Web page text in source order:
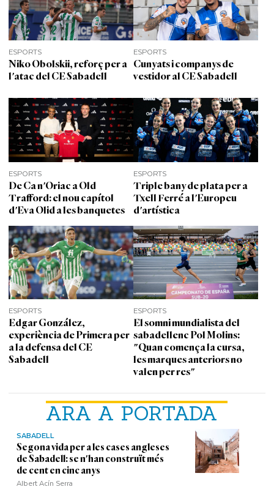
ARA A PORTADA
SABADELL
Segona vida per a les cases angleses
de Sabadell: se n'han construït més
de cent en cinc anys
Albert Acín Serra
ESPORTS
Niko Obolskii, reforç per a
l'atac del CE Sabadell
ESPORTS
Cunyats i companys de
vestidor al CE Sabadell
ESPORTS
De Ca n'Oriac a Old
Trafford: el nou capítol
d'Eva Olid a les banquetes
ESPORTS
Triple bany de plata per a
Txell Ferré a l'Europeu
d'artística
ESPORTS
Edgar González,
experiència de Primera per
a la defensa del CE
Sabadell
ESPORTS
El somni mundialista del
sabadellenc Pol Molins:
"Quan comença la cursa,
les marques anteriors no
valen per res"